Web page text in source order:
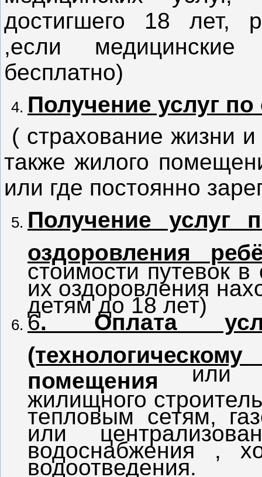
достигшего 18 лет,
,если
бесплатно)
Получение услуг
( страхование жизни
также жилого
или где постоянно
Получение услуг
оздоровления
стоимости путевок
их оздоровления
детям до 18 лет)
6. Оплата
помещения или
жилищного
тепловым сетям,
или
водоснабжения ,
водоотведения.